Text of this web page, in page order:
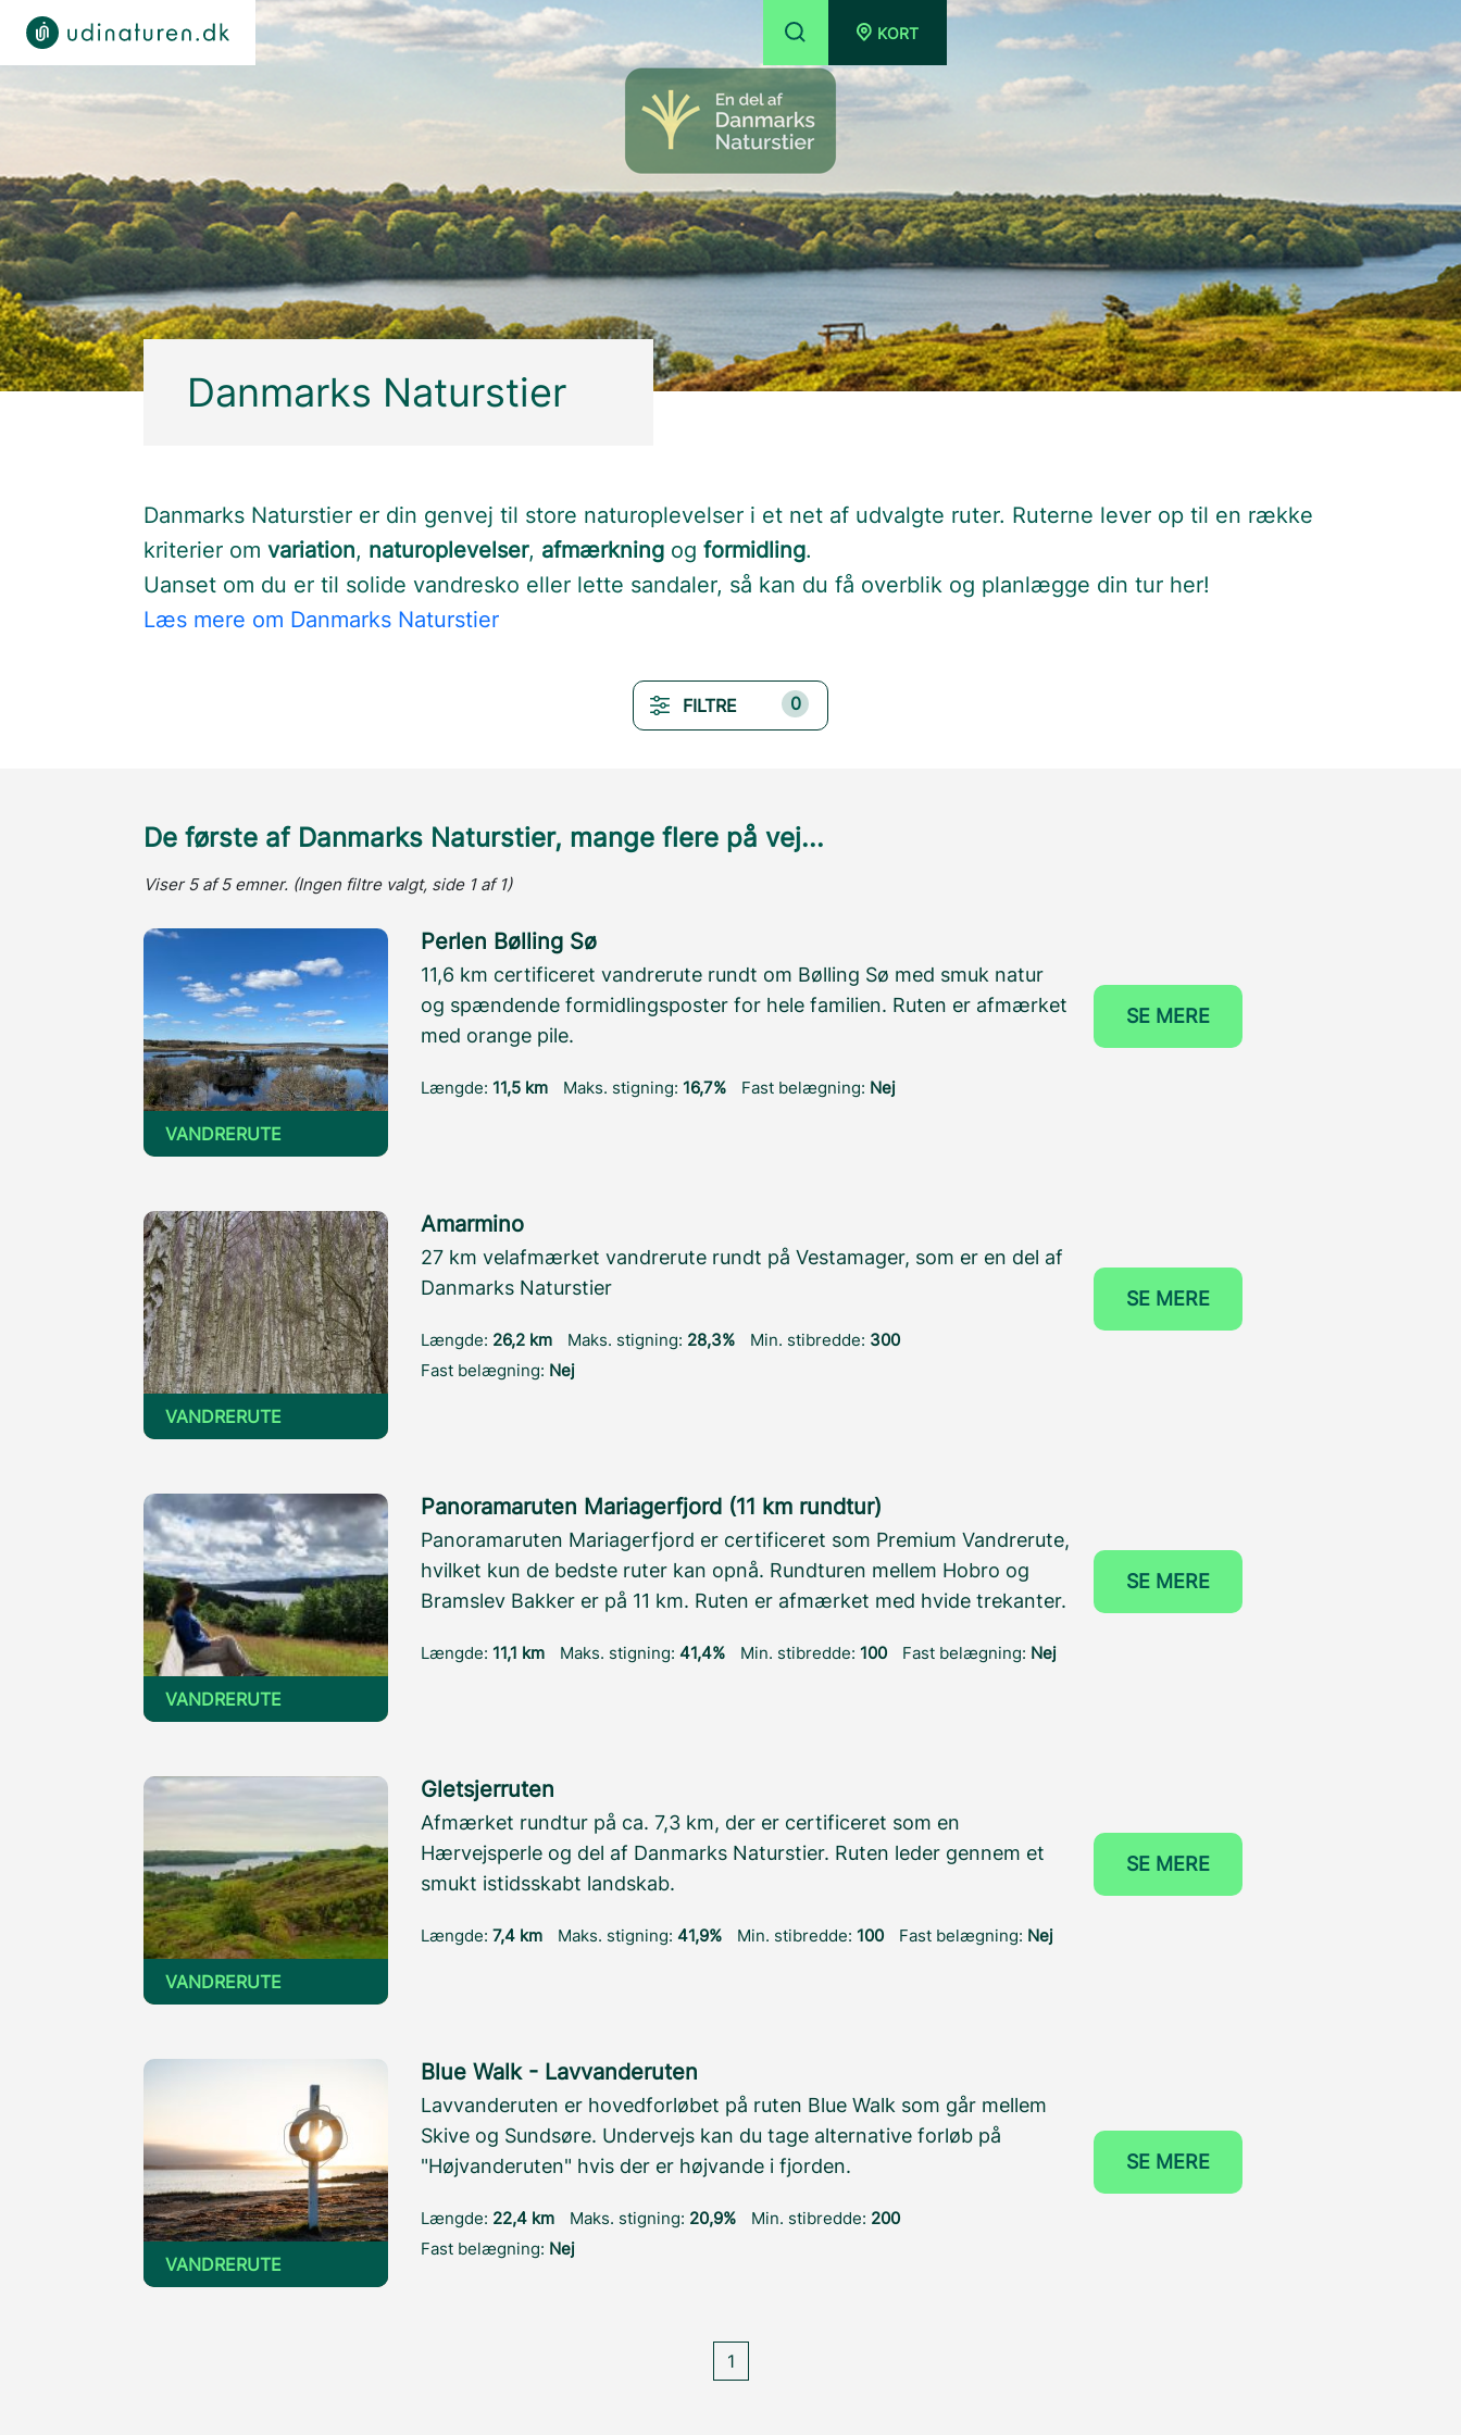
KORT
Danmarks Naturstier
Danmarks Naturstier er din genvej til store naturoplevelser i et net af udvalgte ruter. Ruterne lever op til en række
kriterier om variation, naturoplevelser, afmærkning og formidling.
Uanset om du er til solide vandresko eller lette sandaler, så kan du få overblik og planlægge din tur her!
Læs mere om Danmarks Naturstier
FILTRE 0
De første af Danmarks Naturstier, mange flere på vej...
Viser 5 af 5 emner. (Ingen filtre valgt, side 1 af 1)
VANDRERUTE
Perlen Bølling Sø
11,6 km certificeret vandrerute rundt om Bølling Sø med smuk natur
og spændende formidlingsposter for hele familien. Ruten er afmærket
med orange pile.
Længde: 11,5 km Maks. stigning: 16,7% Fast belægning: Nej
SE MERE
VANDRERUTE
Amarmino
27 km velafmærket vandrerute rundt på Vestamager, som er en del af
Danmarks Naturstier
Længde: 26,2 km Maks. stigning: 28,3% Min. stibredde: 300
Fast belægning: Nej
SE MERE
VANDRERUTE
Panoramaruten Mariagerfjord (11 km rundtur)
Panoramaruten Mariagerfjord er certificeret som Premium Vandrerute,
hvilket kun de bedste ruter kan opnå. Rundturen mellem Hobro og
Bramslev Bakker er på 11 km. Ruten er afmærket med hvide trekanter.
Længde: 11,1 km Maks. stigning: 41,4% Min. stibredde: 100 Fast belægning: Nej
SE MERE
VANDRERUTE
Gletsjerruten
Afmærket rundtur på ca. 7,3 km, der er certificeret som en
Hærvejsperle og del af Danmarks Naturstier. Ruten leder gennem et
smukt istidsskabt landskab.
Længde: 7,4 km Maks. stigning: 41,9% Min. stibredde: 100 Fast belægning: Nej
SE MERE
VANDRERUTE
Blue Walk - Lavvanderuten
Lavvanderuten er hovedforløbet på ruten Blue Walk som går mellem
Skive og Sundsøre. Undervejs kan du tage alternative forløb på
"Højvanderuten" hvis der er højvande i fjorden.
Længde: 22,4 km Maks. stigning: 20,9% Min. stibredde: 200
Fast belægning: Nej
SE MERE
1